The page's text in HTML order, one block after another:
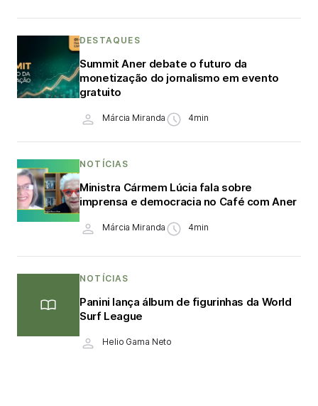
DESTAQUES
Summit Aner debate o futuro da
monetização do jornalismo em evento
gratuito
Márcia Miranda 4min
NOTÍCIAS
Ministra Cármem Lúcia fala sobre
imprensa e democracia no Café com Aner
Márcia Miranda 4min
NOTÍCIAS
Panini lança álbum de figurinhas da World
Surf League
Helio Gama Neto